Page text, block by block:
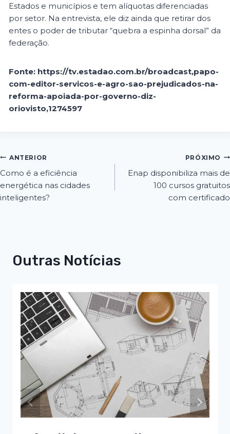
Estados e municípios e tem alíquotas diferenciadas
por setor. Na entrevista, ele diz ainda que retirar dos
entes o poder de tributar “quebra a espinha dorsal” da
federação.
Fonte: https://tv.estadao.com.br/broadcast,papo-
com-editor-servicos-e-agro-sao-prejudicados-na-
reforma-apoiada-por-governo-diz-
oriovisto,1274597
ANTERIOR
Como é a eficiência
energética nas cidades
inteligentes?
PRÓXIMO
Enap disponibiliza mais de
100 cursos gratuitos
com certificado
Outras Notícias